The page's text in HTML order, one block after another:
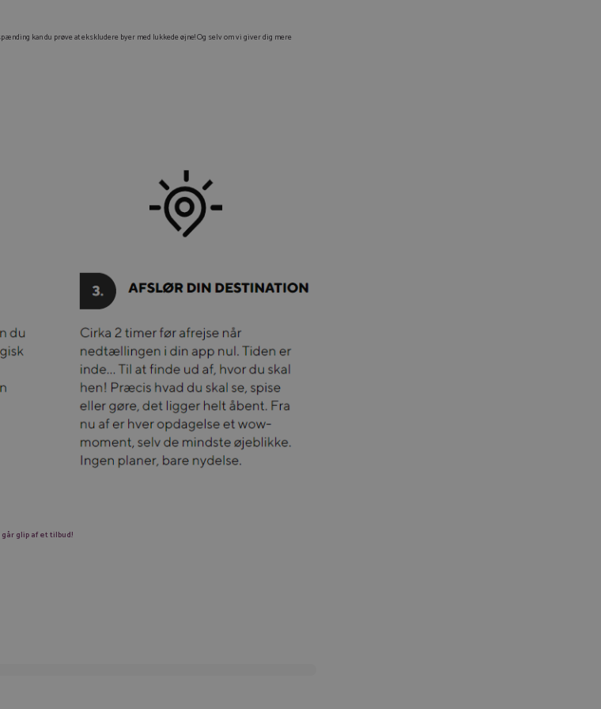
kan du prøve at ekskludere byer med lukkede øjne! Og selv om vi giver dig mere
glip af et tilbud!